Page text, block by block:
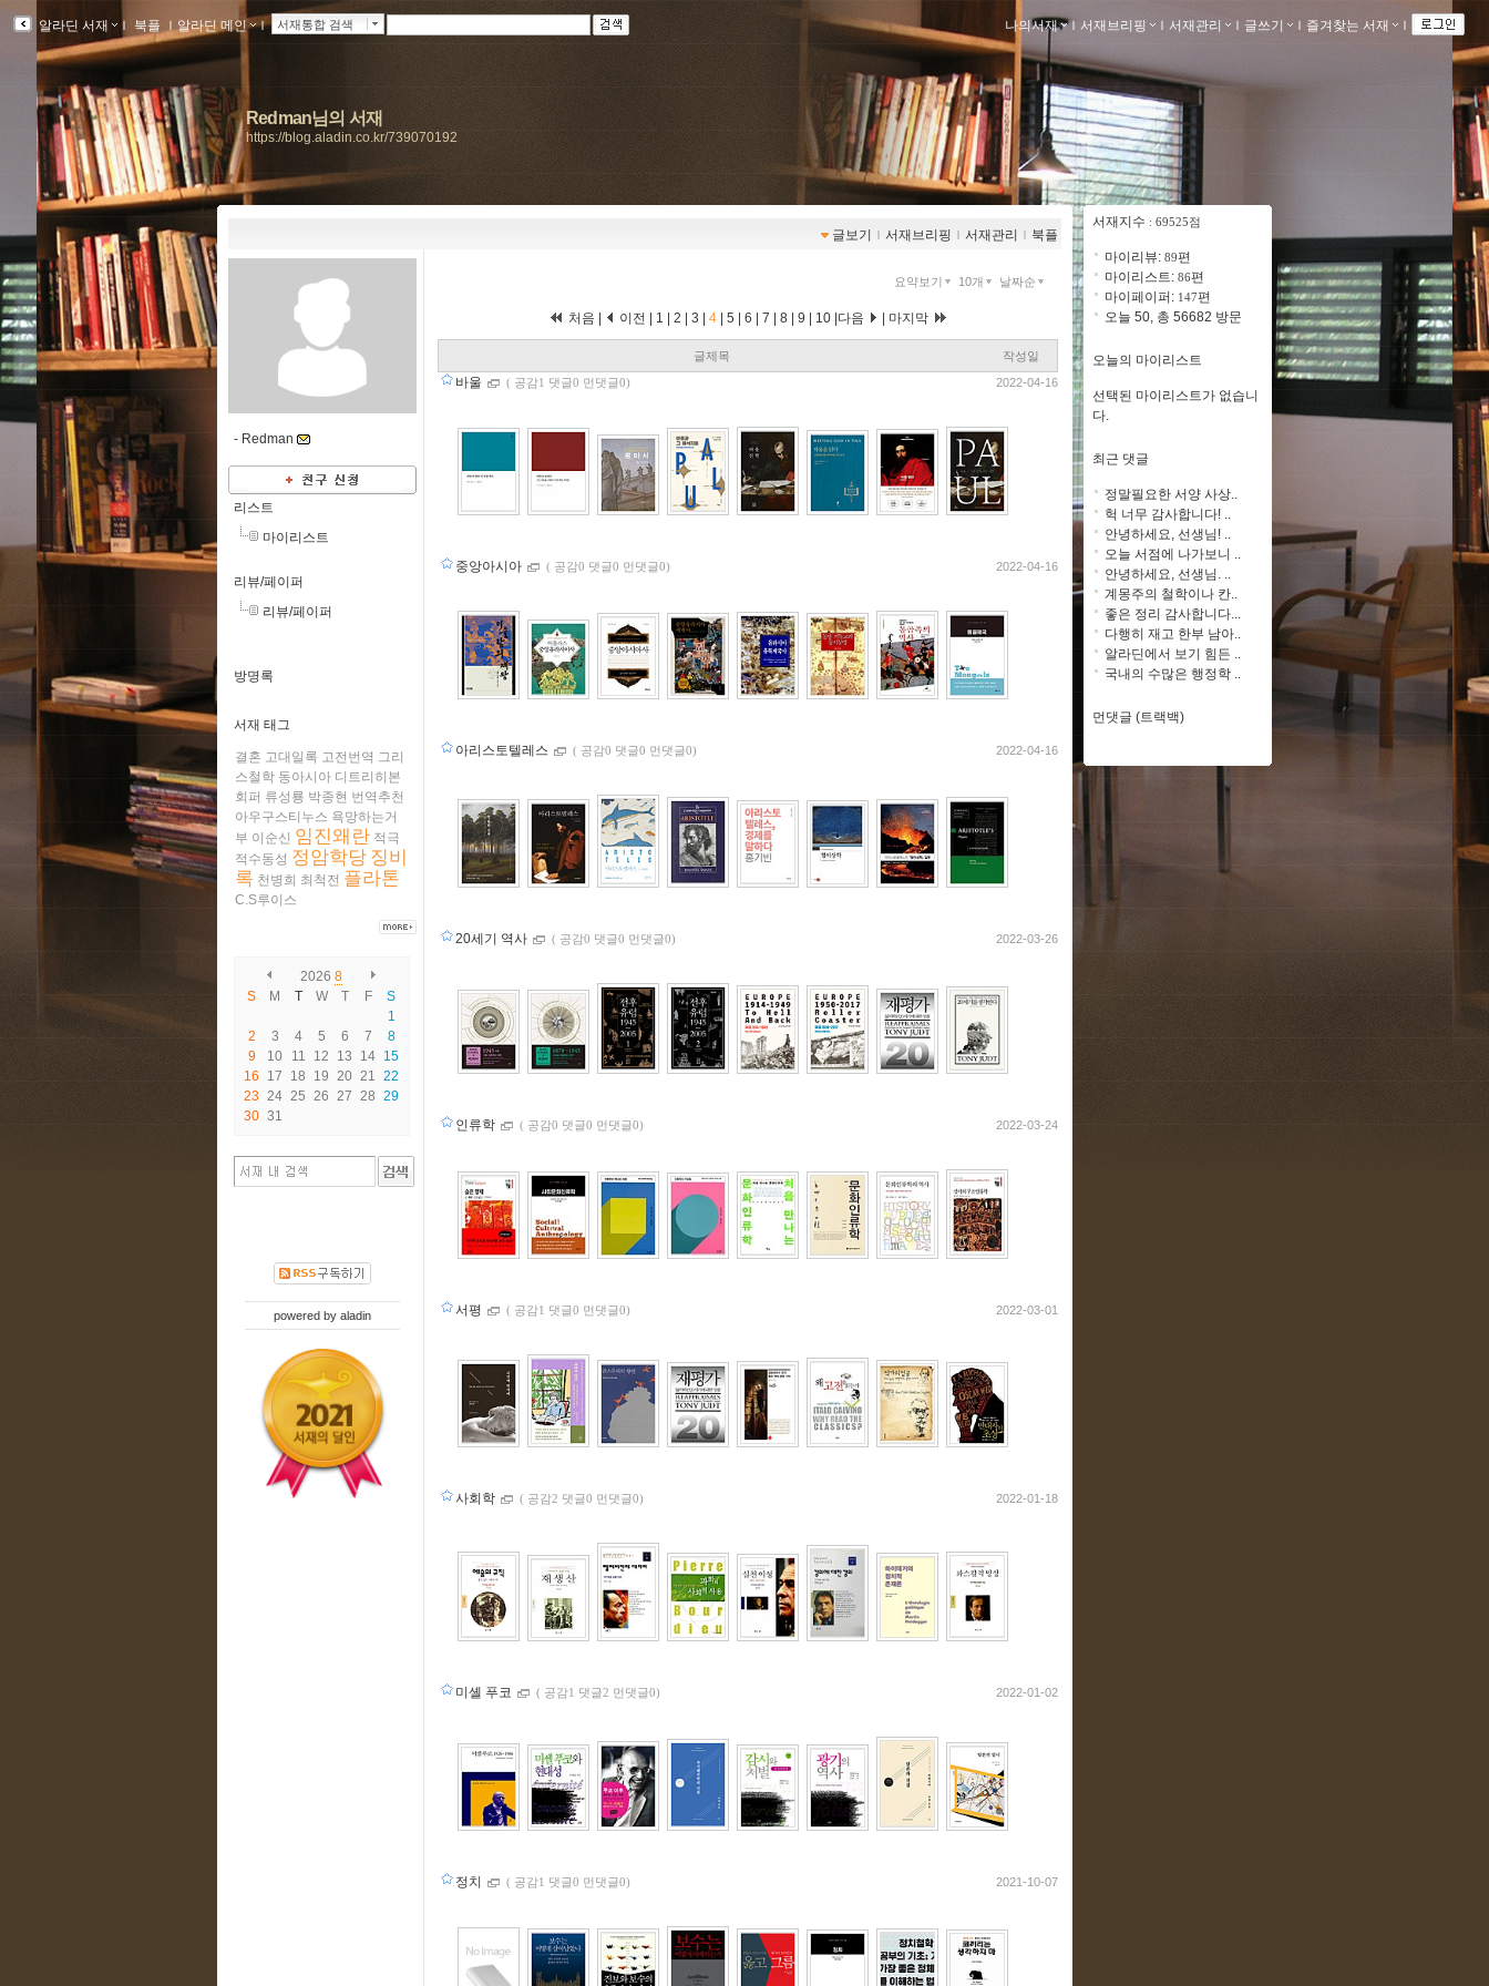
알라딘 서재 ｌ 북플 ｌ알라딘 메인 ｌ 서재통합 검색 나의서재 ｌ 서재브리핑 ｌ 서재관리 ｌ 글쓰기 ｌ 즐겨찾는 서재 ｌ
Redman님의 서재
https://blog.aladin.co.kr/739070192
글보기 ｌ 서재브리핑 ｌ 서재관리 ｌ 북플
- Redman
리스트
마이리스트
리뷰/페이퍼
리뷰/페이퍼
방명록
서재 태그
결혼 고대일록 고전번역 그리
스철학 동아시아 디트리히본
회퍼 류성룡 박종현 번역추천
아우구스티누스 욕망하는거
부 이순신 임진왜란 적극
적수동성 정암학당 징비
록 천병희 최척전 플라톤
C.S루이스
2026 8
S
M T W T F
S
1
2
3 4 5 6 7
8
9
10 11 12 13 14 15
16
17 18 19 20 21 22
23 24 25 26 27 28 29
30 31
powered by aladin
요약보기 10개 날짜순
처음 이전 1 2 3 4 5 6 7 8 9 10 다음 마지막
글제목 작성일
바울 ( 공감1 댓글0 먼댓글0) 2022-04-16
중앙아시아 ( 공감0 댓글0 먼댓글0) 2022-04-16
아리스토텔레스 ( 공감0 댓글0 먼댓글0) 2022-04-16
20세기 역사 ( 공감0 댓글0 먼댓글0) 2022-03-26
인류학 ( 공감0 댓글0 먼댓글0) 2022-03-24
서평 ( 공감1 댓글0 먼댓글0) 2022-03-01
사회학 ( 공감2 댓글0 먼댓글0) 2022-01-18
미셸 푸코 ( 공감1 댓글2 먼댓글0) 2022-01-02
정치 ( 공감1 댓글0 먼댓글0) 2021-10-07
서재지수 : 69525점
마이리뷰: 89편
마이리스트: 86편
마이페이퍼: 147편
오늘 50, 총 56682 방문
오늘의 마이리스트
선택된 마이리스트가 없습니
다.
최근 댓글
정말필요한 서양 사상..
헉 너무 감사합니다! ..
안녕하세요, 선생님! ..
오늘 서점에 나가보니 ..
안녕하세요, 선생님. ..
계몽주의 철학이나 칸..
좋은 정리 감사합니다...
다행히 재고 한부 남아..
알라딘에서 보기 힘든 ..
국내의 수많은 행정학 ..
먼댓글 (트랙백)